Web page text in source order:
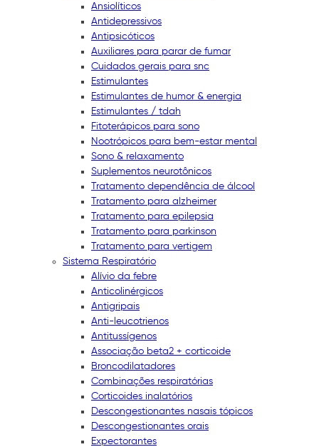
Ansiolíticos
Antidepressivos
Antipsicóticos
Auxiliares para parar de fumar
Cuidados gerais para snc
Estimulantes
Estimulantes de humor & energia
Estimulantes / tdah
Fitoterápicos para sono
Nootrópicos para bem-estar mental
Sono & relaxamento
Suplementos neurotônicos
Tratamento dependência de álcool
Tratamento para alzheimer
Tratamento para epilepsia
Tratamento para parkinson
Tratamento para vertigem
Sistema Respiratório
Alívio da febre
Anticolinérgicos
Antigripais
Anti-leucotrienos
Antitussígenos
Associação beta2 + corticoide
Broncodilatadores
Combinações respiratórias
Corticoides inalatórios
Descongestionantes nasais tópicos
Descongestionantes orais
Expectorantes